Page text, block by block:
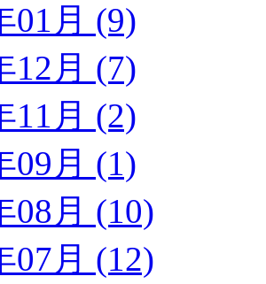
01月 (9)
12月 (7)
11月 (2)
09月 (1)
08月 (10)
07月 (12)